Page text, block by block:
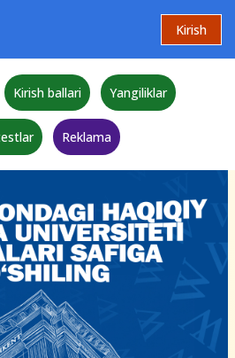
Kirish
Kirish ballari Yangiliklar
Reklama